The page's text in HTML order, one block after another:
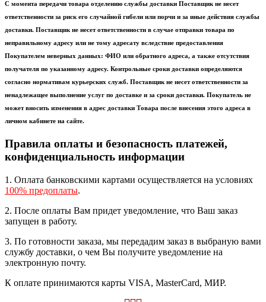
С момента передачи товара отделению службы доставки Поставщик не несет
ответственности за риск его случайной гибели или порчи и за иные действия службы
доставки. Поставщик не несет ответственности в случае отправки товара по
неправильному адресу или не тому адресату вследствие предоставления
Покупателем неверных данных: ФИО или обратного адреса, а также отсутствия
получателя по указанному адресу. Контрольные сроки доставки определяются
согласно нормативам курьерских служб. Поставщик не несет ответственности за
ненадлежащее выполнение услуг по доставке и за сроки доставки. Покупатель не
может вносить изменения в адрес доставки Товара после внесения этого адреса в
личном кабинете на сайте.
Правила оплаты и безопасность платежей,
конфиденциальность информации
1. Оплата банковскими картами осуществляется на условиях
100% предоплаты.
2. После оплаты Вам придет уведомление, что Ваш заказ
запущен в работу.
3. По готовности заказа, мы передадим заказ в выбраную вами
службу доставки, о чем Вы получите уведомление на
электронную почту.
К оплате принимаются карты VISA, MasterCard, МИР.